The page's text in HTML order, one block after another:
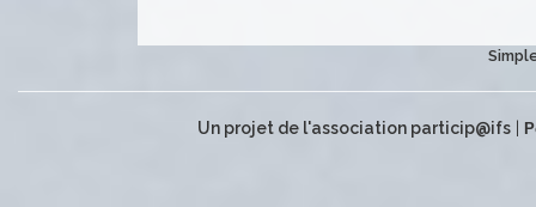
Un projet de l'association particip@ifs |